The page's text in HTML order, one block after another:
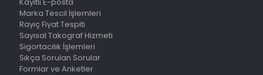
Marka Tescil İşlemleri
Rayiç Fiyat Tespiti
Sayısal Takograf Hizmeti
Sigortacılık İşlemleri
Sıkça Sorulan Sorular
Formlar ve Anketler